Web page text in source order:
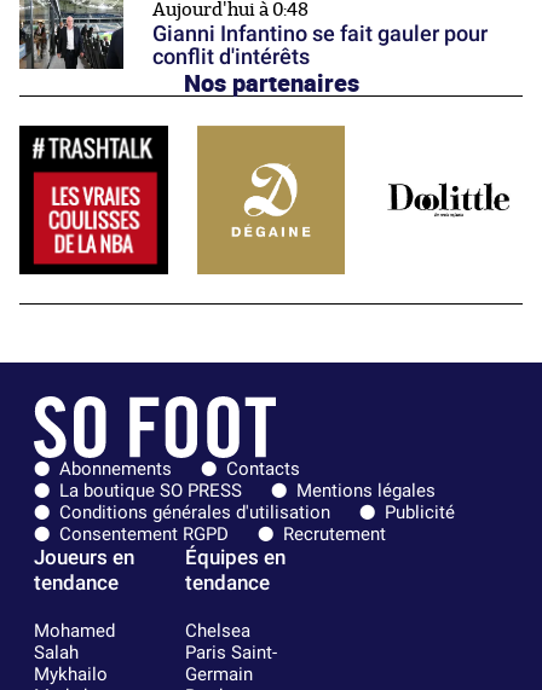
Aujourd'hui à 0:48
Gianni Infantino se fait gauler pour
conflit d'intérêts
Nos partenaires
Abonnements
Contacts
La boutique SO PRESS
Mentions légales
Conditions générales d'utilisation
Publicité
Consentement RGPD
Recrutement
Joueurs en
tendance
Mohamed
Salah
Mykhailo
Équipes en
tendance
Chelsea
Paris Saint-
Germain